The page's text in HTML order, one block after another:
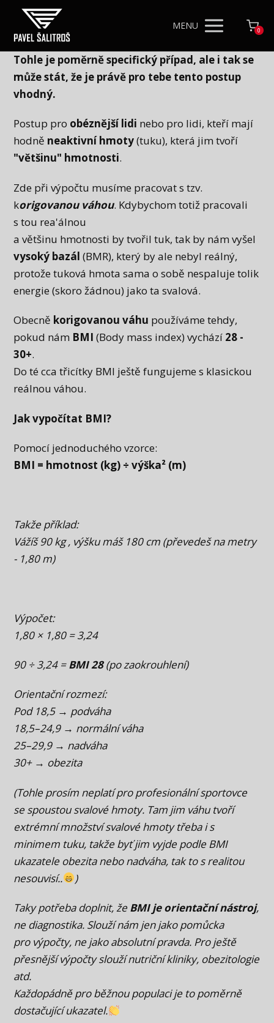
MENU 0
Tohle je poměrně specifický případ, ale i tak se
může stát, že je právě pro tebe tento postup
vhodný.
Postup pro obéznější lidi nebo pro lidi, kteří mají
hodně neaktivní hmoty(tuku), která jim tvoří
"většinu" hmotnosti.
Zde při výpočtu musíme pracovat s tzv.
korigovanou váhou. Kdybychom totiž pracovali
s tou rea'álnou
a většinu hmotnosti by tvořil tuk, tak by nám vyšel
vysoký bazál(BMR), který by ale nebyl reálný,
protože tuková hmota sama o sobě nespaluje tolik
energie (skoro žádnou) jako ta svalová.
Obecně korigovanou váhu používáme tehdy,
pokud nám BMI (Body mass index) vychází 28 -
30+.
Do té cca třicítky BMI ještě fungujeme s klasickou
reálnou váhou.
Jak vypočítat BMI?
Pomocí jednoduchého vzorce:
BMI = hmotnost (kg) ÷ výška² (m)
Takže příklad:
Vážíš 90 kg , výšku máš 180 cm (převedeš na metry
- 1,80 m)
Výpočet:
1,80 × 1,80 = 3,24
90 ÷ 3,24 =BMI 28(po zaokrouhlení)
Orientační rozmezí:
Pod 18,5 → podváha
18,5–24,9 → normální váha
25–29,9 → nadváha
30+ → obezita
(Tohle prosím neplatí pro profesionální sportovce
se spoustou svalové hmoty. Tam jim váhu tvoří
extrémní množství svalové hmoty třeba i s
minimem tuku, takže byť jim vyjde podle BMI
ukazatele obezita nebo nadváha, tak to s realitou
nesouvisí..
)
Taky potřeba doplnit, že BMI je orientační nástroj,
ne diagnostika. Slouží nám jen jako pomůcka
pro výpočty, ne jako absolutní pravda. Pro ještě
přesnější výpočty slouží nutriční kliniky, obezitologie
atd.
Každopádně pro běžnou populaci je to poměrně
dostačující ukazatel.